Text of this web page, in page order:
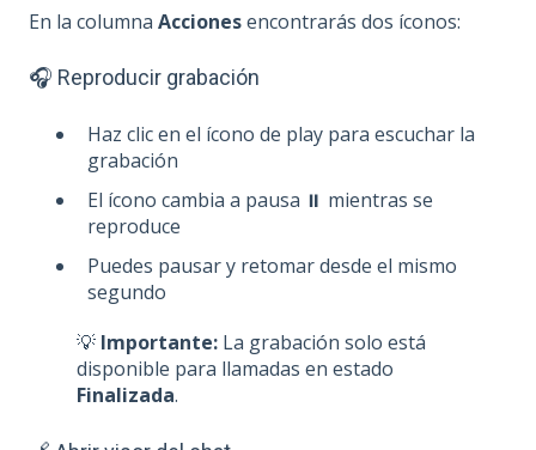
En la columna Accionesencontrarás dos íconos:
🎧 Reproducir grabación
Haz clic en el ícono de play para escuchar la
grabación
El ícono cambia a pausa ⏸️ mientras se
reproduce
Puedes pausar y retomar desde el mismo
segundo
💡 Importante: La grabación solo está
disponible para llamadas en estado
Finalizada.